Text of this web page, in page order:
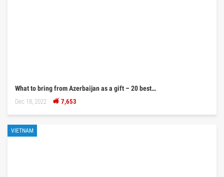
What to bring from Azerbaijan as a gift – 20 best…
Dec 18, 2022 7,653
VIETNAM